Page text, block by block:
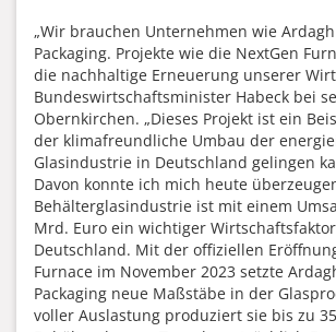
„Wir brauchen Unternehmen wie Ardagh
Packaging. Projekte wie die NextGen
die nachhaltige Erneuerung unserer
Bundeswirtschaftsminister Habeck bei
Obernkirchen. „Dieses Projekt ist ein
der klimafreundliche Umbau der
Glasindustrie in Deutschland gelingen
Davon konnte ich mich heute
Behälterglasindustrie ist mit einem
Mrd. Euro ein wichtiger
Deutschland. Mit der offiziellen
Furnace im November 2023 setzte
Packaging neue Maßstäbe in der
voller Auslastung produziert sie bis zu